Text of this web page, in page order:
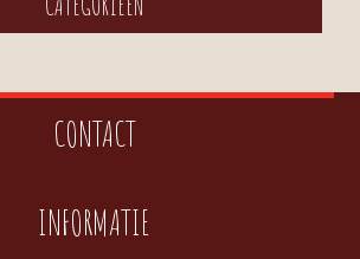
CONTACT
INFORMATIE